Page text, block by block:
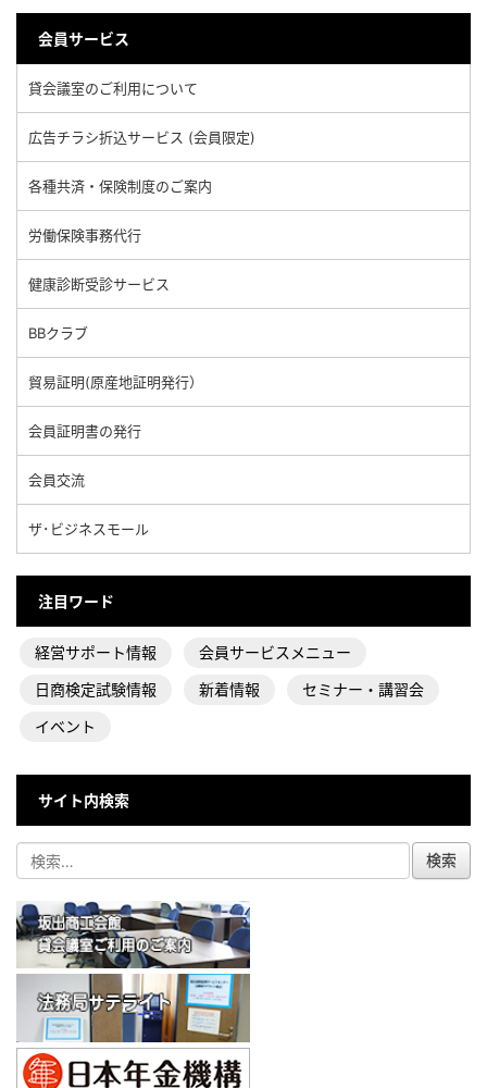
会員サービス
貸会議室のご利用について
広告チラシ折込サービス (会員限定)
各種共済・保険制度のご案内
労働保険事務代行
健康診断受診サービス
BBクラブ
貿易証明(原産地証明発行）
会員証明書の発行
会員交流
ザ･ビジネスモール
注目ワード
経営サポート情報
会員サービスメニュー
日商検定試験情報
新着情報
セミナー・講習会
イベント
サイト内検索